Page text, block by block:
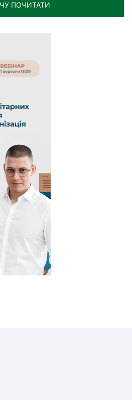
ПОЧИТАТИ